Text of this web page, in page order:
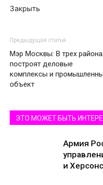
Закрыть
Предыдущая статья
Мэр Москвы: В трех
построят деловые
комплексы и
объект
ЭТО МОЖЕТ БЫТЬ
Армия
и